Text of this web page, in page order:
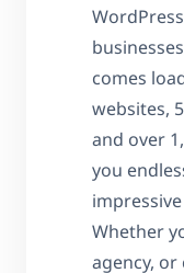
comes
websites,
and over
you
Whether
agency,